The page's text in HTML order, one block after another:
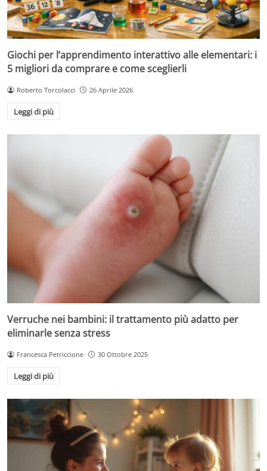
Giochi per l’apprendimento interattivo alle elementari: i
5 migliori da comprare e come sceglierli
Roberto Torcolacci 26 Aprile 2026
Leggi di più
Verruche nei bambini: il trattamento più adatto per
eliminarle senza stress
Francesca Petriccione 30 Ottobre 2025
Leggi di più